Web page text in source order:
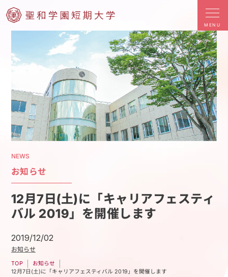
MENU
NEWS
お知らせ
12月7日(土)に「キャリアフェスティ
バル 2019」を開催します
2019/12/02
お知らせ
TOP お知らせ
12月7日(土)に「キャリアフェスティバル 2019」を開催します